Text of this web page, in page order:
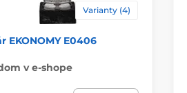
Varianty (4)
EKONOMY E0406
v e-shope